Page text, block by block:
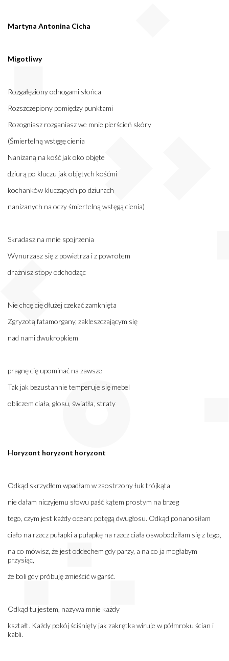
Martyna Antonina Cicha
Migotliwy
Rozgałęziony odnogami słońca
Rozszczepiony pomiędzy punktami
Rozogniasz rozganiasz we mnie pierścień skóry
(Śmiertelną wstęgę cienia
Nanizaną na kość jak oko objęte
dziurą po kluczu jak objętych kośćmi
kochanków kluczących po dziurach
nanizanych na oczy śmiertelną wstęgą cienia)
Skradasz na mnie spojrzenia
Wynurzasz się z powietrza i z powrotem
drażnisz stopy odchodząc
Nie chcę cię dłużej czekać zamknięta
Zgryzotą fatamorgany, zakleszczającym się
nad nami dwukropkiem
pragnę cię upominać na zawsze
Tak jak bezustannie temperuje się mebel
obliczem ciała, głosu, światła, straty
Horyzont horyzont horyzont
Odkąd skrzydłem wpadłam w zaostrzony łuk trójkąta
nie dałam niczyjemu słowu paść kątem prostym na brzeg
tego, czym jest każdy ocean: potęgą dwugłosu. Odkąd ponanosiłam
ciało na rzecz pułapki a pułapkę na rzecz ciała oswobodziłam się z tego,
na co mówisz, że jest oddechem gdy parzy, a na co ja mogłabym
przysiąc,
że boli gdy próbuję zmieścić w garść.
Odkąd tu jestem, nazywa mnie każdy
kształt. Każdy pokój ściśnięty jak zakrętka wiruje w półmroku ścian i
kabli.